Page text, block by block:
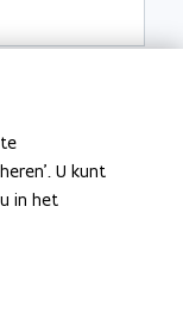
U kunt
in het